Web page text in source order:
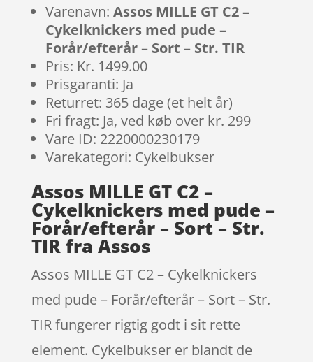
Varenavn: Assos MILLE GT C2 –
Cykelknickers med pude –
Forår/efterår – Sort – Str. TIR
Pris: Kr. 1499.00
Prisgaranti: Ja
Returret: 365 dage (et helt år)
Fri fragt: Ja, ved køb over kr. 299
Vare ID: 2220000230179
Varekategori: Cykelbukser
Assos MILLE GT C2 –
Cykelknickers med pude –
Forår/efterår – Sort – Str.
TIR fra Assos
Assos MILLE GT C2 – Cykelknickers
med pude – Forår/efterår – Sort – Str.
TIR fungerer rigtig godt i sit rette
element. Cykelbukser er blandt de